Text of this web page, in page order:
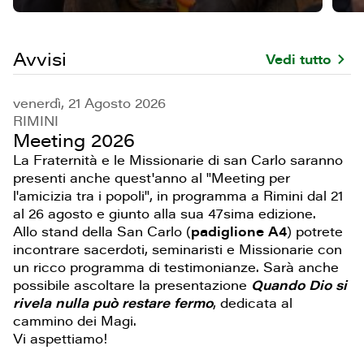
Avvisi Vedi tutto
venerdì, 21 Agosto 2026
RIMINI
Meeting 2026
La Fraternità e le Missionarie di san Carlo saranno
presenti anche quest'anno al "Meeting per
l'amicizia tra i popoli", in programma a Rimini dal 21
al 26 agosto e giunto alla sua 47sima edizione.
Allo stand della San Carlo (padiglione A4) potrete
incontrare sacerdoti, seminaristi e Missionarie con
un ricco programma di testimonianze. Sarà anche
possibile ascoltare la presentazione Quando Dio si
rivela nulla può restare fermo, dedicata al
cammino dei Magi.
Vi aspettiamo!